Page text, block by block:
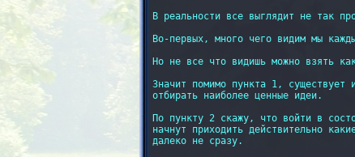
В реальности все выглядит не так
Во-первых, много чего видим мы
Но не все что видишь можно взять
Значит помимо пункта 1,
отбирать наиболее ценные идеи.
По пункту 2 скажу, что войти в
начнут приходить действительно
далеко не сразу.